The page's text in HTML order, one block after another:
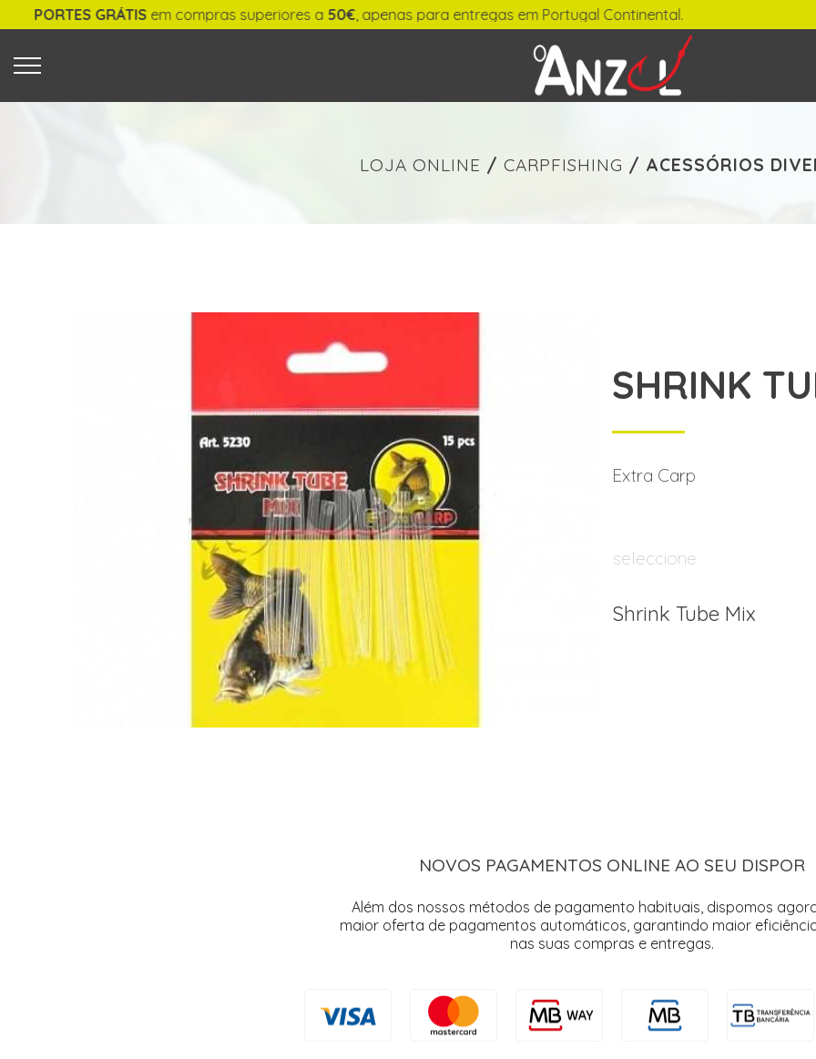
O QUE PROCURA?
€ min./max.
PORTES GRÁTISem compras superiores a50€, apenas para entregas em Portugal Continental.
LOJA ONLINE / CARPFISHING / ACESSÓRIOS
SHRINK
Extra Carp
seleccione
Shrink Tube Mix
NOVOS PAGAMENTOS ONLINE AO SEU DISPOR
Além dos nossos métodos de pagamento habituais, dispomos
maior oferta de pagamentos automáticos, garantindo maior
nas suas compras e entregas.